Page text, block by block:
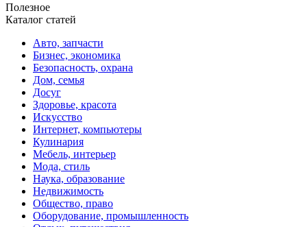
Полезное
Каталог статей
Авто, запчасти
Бизнес, экономика
Безопасность, охрана
Дом, семья
Досуг
Здоровье, красота
Искусство
Интернет, компьютеры
Кулинария
Мебель, интерьер
Мода, стиль
Наука, образование
Недвижимость
Общество, право
Оборудование, промышленность